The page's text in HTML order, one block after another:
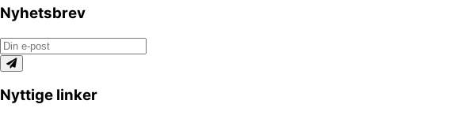
Nyhetsbrev
Nyttige linker